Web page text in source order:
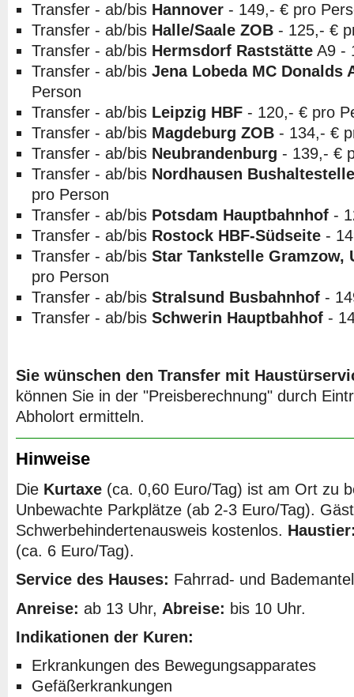
Transfer - ab/bis Hannover - 149,- € pro
Transfer - ab/bis Halle/Saale ZOB - 125,- €
Transfer - ab/bis Hermsdorf Raststätte A9 -
Transfer - ab/bis Jena Lobeda MC Donalds
Person
Transfer - ab/bis Leipzig HBF - 120,- € pro
Transfer - ab/bis Magdeburg ZOB - 134,- €
Transfer - ab/bis Neubrandenburg - 139,- €
Transfer - ab/bis Nordhausen
pro Person
Transfer - ab/bis Potsdam Hauptbahnhof -
Transfer - ab/bis Rostock HBF-Südseite -
Transfer - ab/bis Star Tankstelle Gramzow,
pro Person
Transfer - ab/bis Stralsund Busbahnhof -
Transfer - ab/bis Schwerin Hauptbahhof -
Sie wünschen den Transfer mit
können Sie in der "Preisberechnung" durch
Abholort ermitteln.
Hinweise
Die Kurtaxe (ca. 0,60 Euro/Tag) ist am Ort zu
Unbewachte Parkplätze (ab 2-3 Euro/Tag).
Schwerbehindertenausweis kostenlos.
(ca. 6 Euro/Tag).
Service des Hauses: Fahrrad- und
Anreise: ab 13 Uhr, Abreise: bis 10 Uhr.
Indikationen der Kuren:
Erkrankungen des Bewegungsapparates
Gefäßerkrankungen